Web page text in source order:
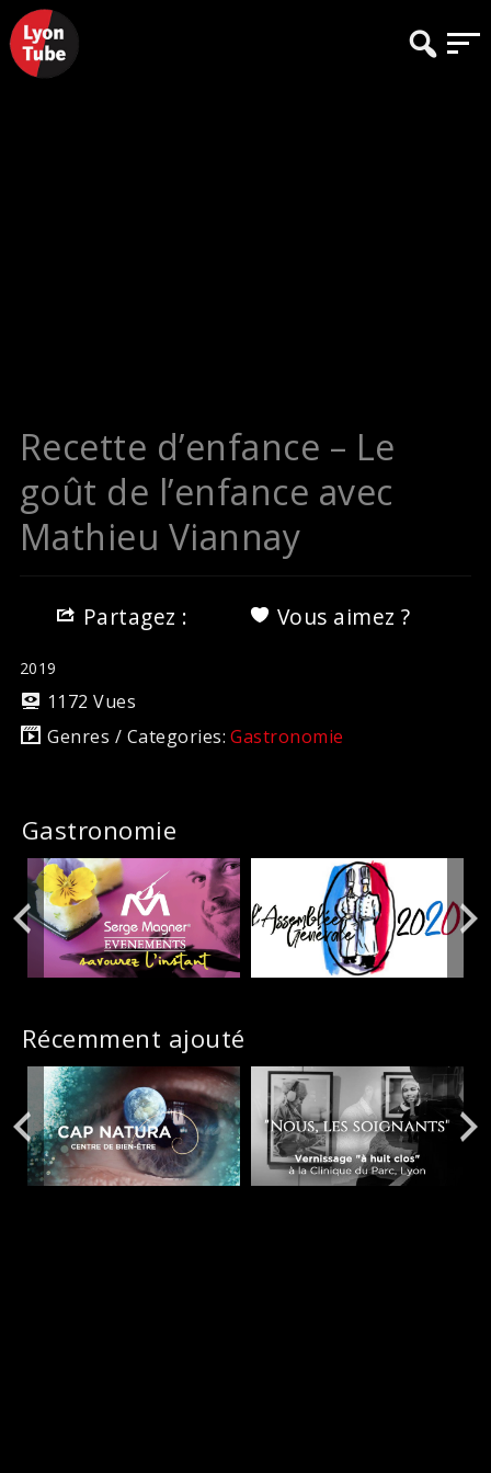
Recette d’enfance – Le
goût de l’enfance avec
Mathieu Viannay
Partagez : Vous aimez ?
2019
1172 Vues
Genres / Categories:Gastronomie
Gastronomie
Récemment ajouté